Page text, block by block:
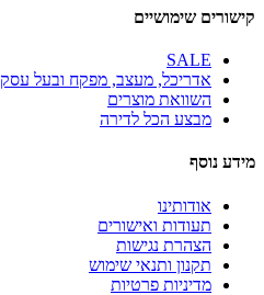
קישורים שימושיים
SALE
אדריכל, מעצב, מפקח ובעל עסק
השוואת מוצרים
מבצע הכל לדירה
מידע נוסף
אודותינו
תעודות ואישורים
הצהרת נגישות
תקנון ותנאי שימוש
מדיניות פרטיות